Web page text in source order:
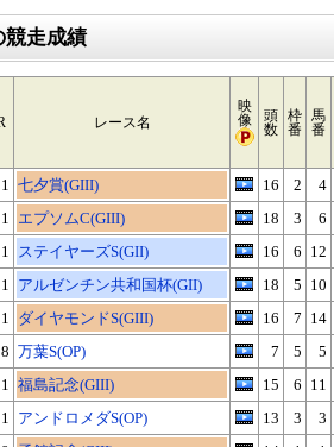
競走成績
レース名
映
像
頭
数
枠
番
馬
番
七夕賞(GIII) 16 2 4
エプソムC(GIII) 18 3 6
ステイヤーズS(GII) 16 6 12
アルゼンチン共和国杯(GII) 18 5 10
ダイヤモンドS(GIII) 16 7 14
8 万葉S(OP) 7 5 5
福島記念(GIII) 15 6 11
アンドロメダS(OP) 13 3 3